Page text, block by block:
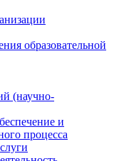
образовательной
(научно-
и
процесса